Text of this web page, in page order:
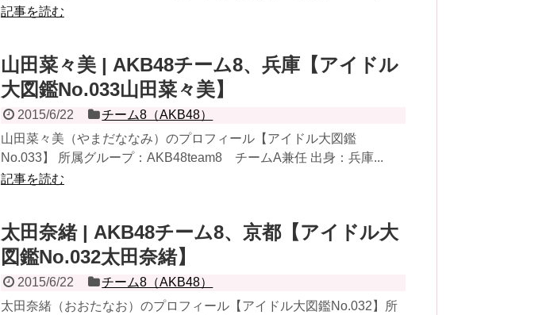
記事を読む
山田菜々美 | AKB48チーム8、兵庫【アイドル
大図鑑No.033山田菜々美】
2015/6/22
チーム8（AKB48）
山田菜々美（やまだななみ）のプロフィール【アイドル大図鑑
No.033】 所属グループ：AKB48team8 チームA兼任 出身：兵庫...
記事を読む
太田奈緒 | AKB48チーム8、京都【アイドル大
図鑑No.032太田奈緒】
2015/6/22
チーム8（AKB48）
太田奈緒（おおたなお）のプロフィール【アイドル大図鑑No.032】所